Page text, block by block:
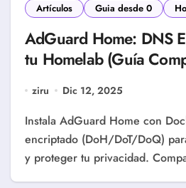
Artículos Guia desde 0
AdGuard Home: DNS
tu Homelab (Guía
ziru Dic 12, 2025
Instala AdGuard Home con Docker y configura DNS
encriptado (DoH/DoT/DoQ)
y proteger tu privacidad.